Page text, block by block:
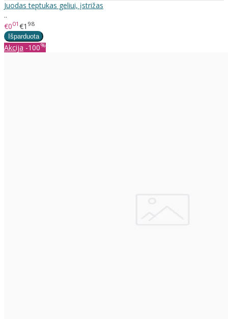
Juodas teptukas geliui, įstrižas
..
€001 €1 98
Akcija -100%